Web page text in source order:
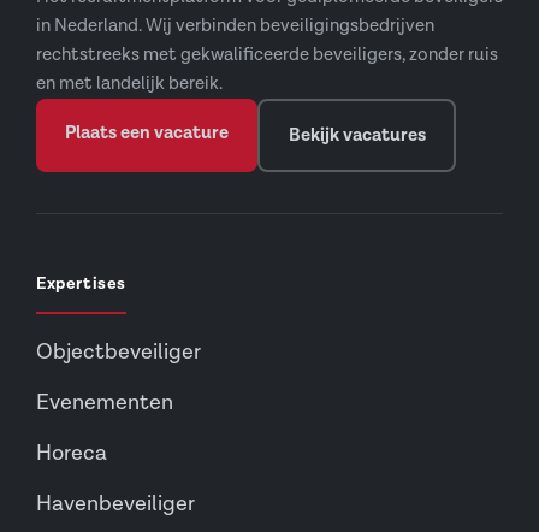
in Nederland. Wij verbinden beveiligingsbedrijven
rechtstreeks met gekwalificeerde beveiligers, zonder ruis
en met landelijk bereik.
Plaats een vacature Bekijk vacatures
Expertises
Objectbeveiliger
Evenementen
Horeca
Havenbeveiliger